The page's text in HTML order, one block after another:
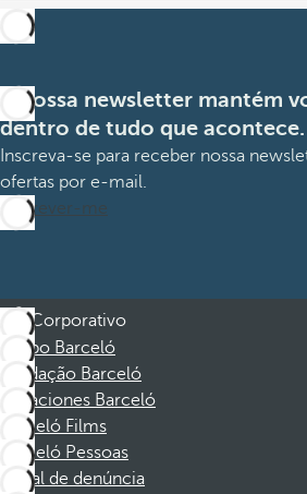
A nossa newsletter mantém
dentro de tudo que acontece.
Inscreva-se para receber nossa
ofertas por e-mail.
Inscrever-me
Corporativo
Grupo Barceló
Fundação Barceló
Vacaciones Barceló
Barceló Films
Barceló Pessoas
Canal de denúncia